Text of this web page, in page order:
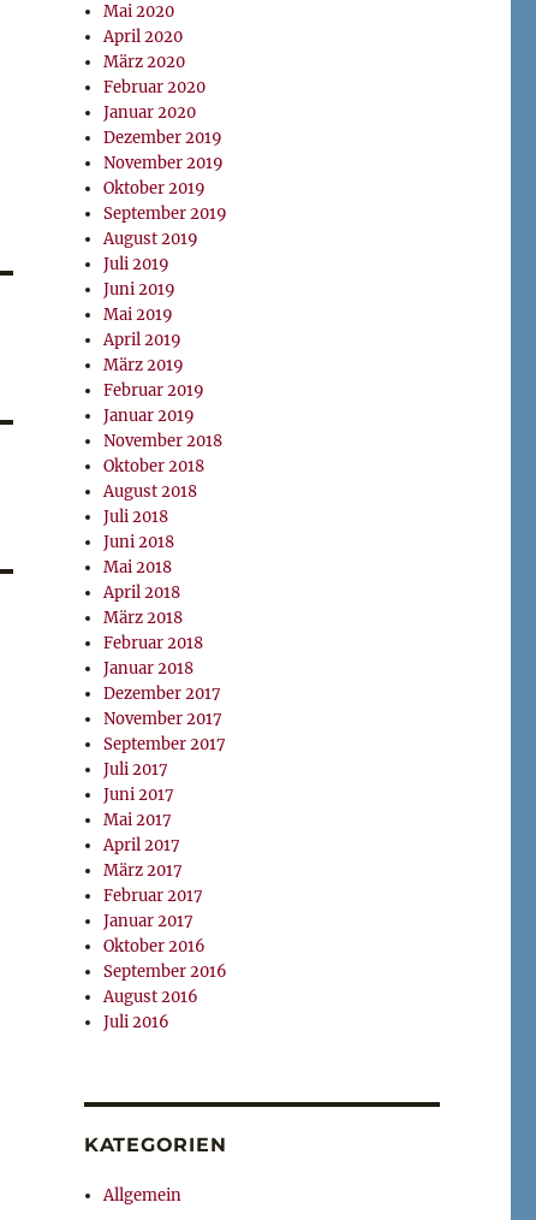
Mai 2020
April 2020
März 2020
Februar 2020
Januar 2020
Dezember 2019
November 2019
Oktober 2019
September 2019
August 2019
Juli 2019
Juni 2019
Mai 2019
April 2019
März 2019
Februar 2019
Januar 2019
November 2018
Oktober 2018
August 2018
Juli 2018
Juni 2018
Mai 2018
April 2018
März 2018
Februar 2018
Januar 2018
Dezember 2017
November 2017
September 2017
Juli 2017
Juni 2017
Mai 2017
April 2017
März 2017
Februar 2017
Januar 2017
Oktober 2016
September 2016
August 2016
Juli 2016
KATEGORIEN
Allgemein